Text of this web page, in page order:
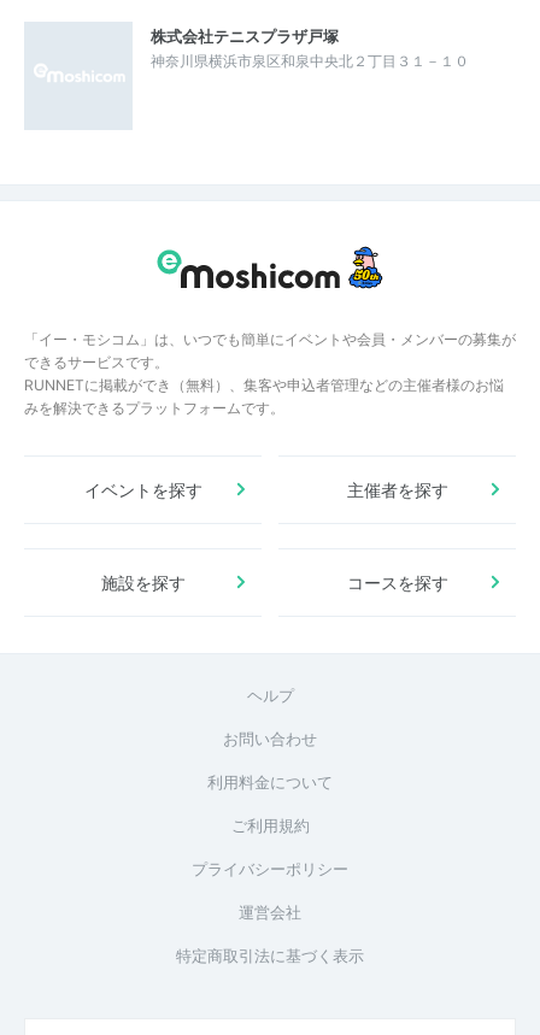
株式会社テニスプラザ戸塚
神奈川県横浜市泉区和泉中央北２丁目３１－１０
「イー・モシコム」は、いつでも簡単にイベントや会員・メンバーの募集が
できるサービスです。
RUNNETに掲載ができ（無料）、集客や申込者管理などの主催者様のお悩
みを解決できるプラットフォームです。
イベントを探す 主催者を探す
施設を探す コースを探す
ヘルプ
お問い合わせ
利用料金について
ご利用規約
プライバシーポリシー
運営会社
特定商取引法に基づく表示